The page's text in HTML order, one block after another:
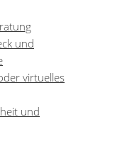
und
virtuelles
und